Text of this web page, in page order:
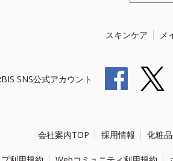
スキンケア メ
SNS公式アカウント
会社案内TOP 採用情報 化粧